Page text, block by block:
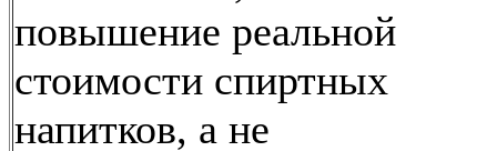
повышение реальной
стоимости спиртных
напитков, а не